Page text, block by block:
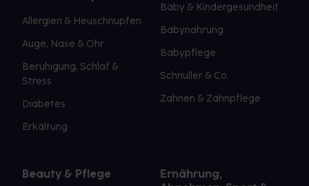
Allergien & Heuschnupfen
Auge, Nase & Ohr
Beruhigung, Schlaf &
Stress
Diabetes
Erkältung
Baby & Kindergesundheit
Babynahrung
Babypflege
Schnuller & Co.
Zahnen & Zahnpflege
Beauty & Pflege
Ernährung,